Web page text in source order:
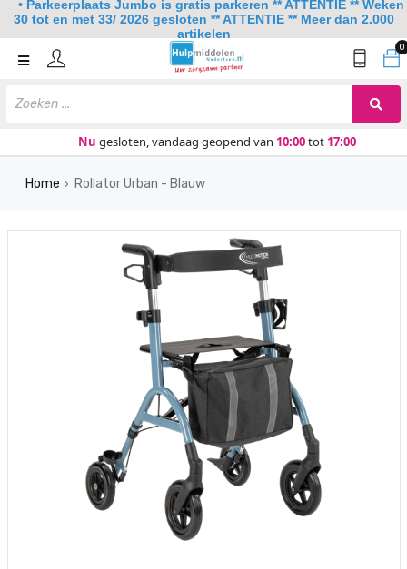
0
Nu gesloten, vandaag geopend van 10:00tot 17:00
Home
Lezen en schrijven
Home › Rollator Urban - Blauw
• Parkeerplaats Jumbo is gratis parkeren ** ATTENTIE ** Weken
30 tot en met 33/ 2026 gesloten ** ATTENTIE ** Meer dan 2.000
artikelen